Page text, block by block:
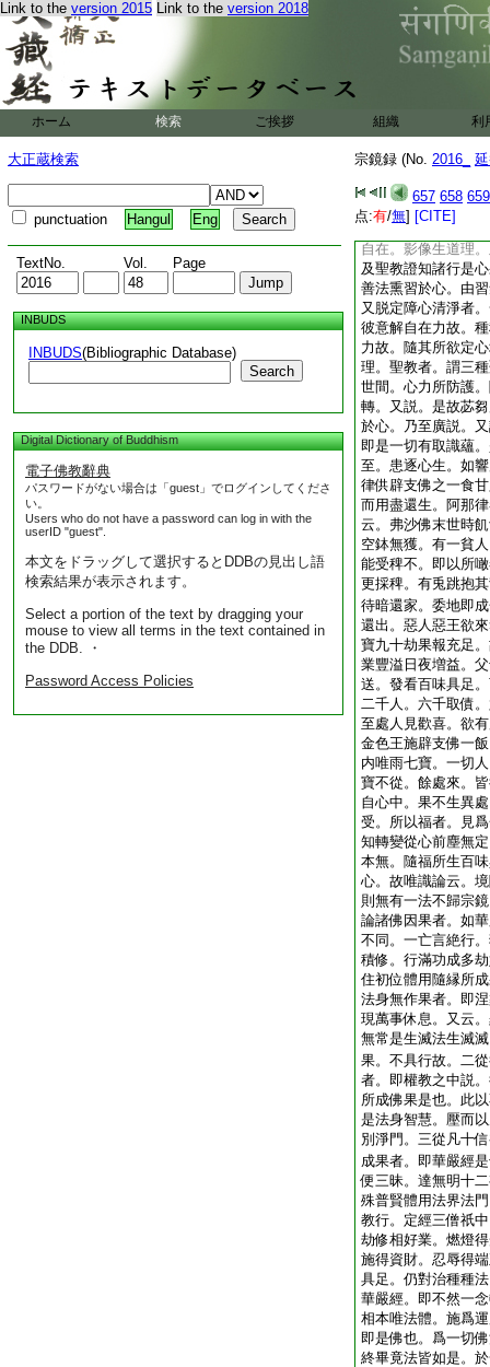
Link to the version 2015 Link to the version 2018
ホーム 検索 ご挨拶 組織 利
大正蔵検索
punctuation Hangul Eng
TextNo. Vol. Page
INBUDS
INBUDS(Bibliographic Database)
Search
Digital Dictionary of Buddhism
電子佛教辭典
パスワードがない場合は「guest」でログインしてくださ
い。
Users who do not have a password can log in with the
userID "guest".
本文をドラッグして選択するとDDBの見出し語
検索結果が表示されます。
Select a portion of the text by dragging your
mouse to view all terms in the text contained in
the DDB. ・
Password Access Policies
宗鏡録 (No. 2016_
657 658 659
点:有/無] [CITE]
能如是信入一心。
意經云。指長吉祥
皆是一心之報。又
所安隱是一心報。
生滅。如幻無所有
不在縁。亦不離衆
果。顯揚論頌云。
變異可得。念念滅
心果故。其性纔生
後時變異可得。當
知諸行是心果耶。
自在。影像生道理
及聖教證知諸行是
善法熏習於心。由
又脱定障心清淨者
彼意解自在力故。
力故。隨其所欲定
理。聖教者。謂三
世間。心力所防護
轉。又説。是故苾
於心。乃至廣説。
即是一切有取識蘊
至。患逐心生。如
律供辟支佛之一食
而用盡還生。阿那
云。弗沙佛末世時
空鉢無獲。有一貧
能受稗不。即以所
更採稗。有兎跳抱
待暗還家。委地即
還出。惡人惡王欲
寶九十劫果報充足
業豐溢日夜増益。
送。發看百味具足
二千人。六千取債
至處人見歡喜。欲
金色王施辟支佛一
内唯雨七寶。一切
寶不從。餘處來。
自心中。果不生異
受。所以福者。見
知轉變從心前塵無
本無。隨福所生百
心。故唯識論云。
則無有一法不歸宗
論諸佛因果者。如
不同。一亡言絶行
積修。行滿功成多
住初位體用隨縁所
法身無作果者。即
現萬事休息。又云
無常是生滅法生滅
果。不具行故。二
者。即權教之中説
所成佛果是也。此
是法身智慧。壓而
別淨門。三從凡十
成果者。即華嚴經
便三昧。達無明十
殊普賢體用法界法
教行。定經三僧祇
劫修相好業。燃燈
施得資財。忍辱得
具足。仍對治種種
華嚴經。即不然一
相本唯法體。施爲
即是佛也。爲一切
終畢竟法皆如是。